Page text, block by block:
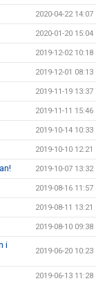
2020-04-22 14:07
2020-01-20 15:04
2019-12-02 10:18
2019-12-01 08:13
2019-11-19 13:37
2019-11-11 15:46
2019-10-14 10:33
2019-10-10 12:21
2019-10-07 13:32
2019-08-16 11:57
2019-08-11 13:21
2019-08-10 09:38
i
2019-06-20 10:23
2019-06-13 11:28